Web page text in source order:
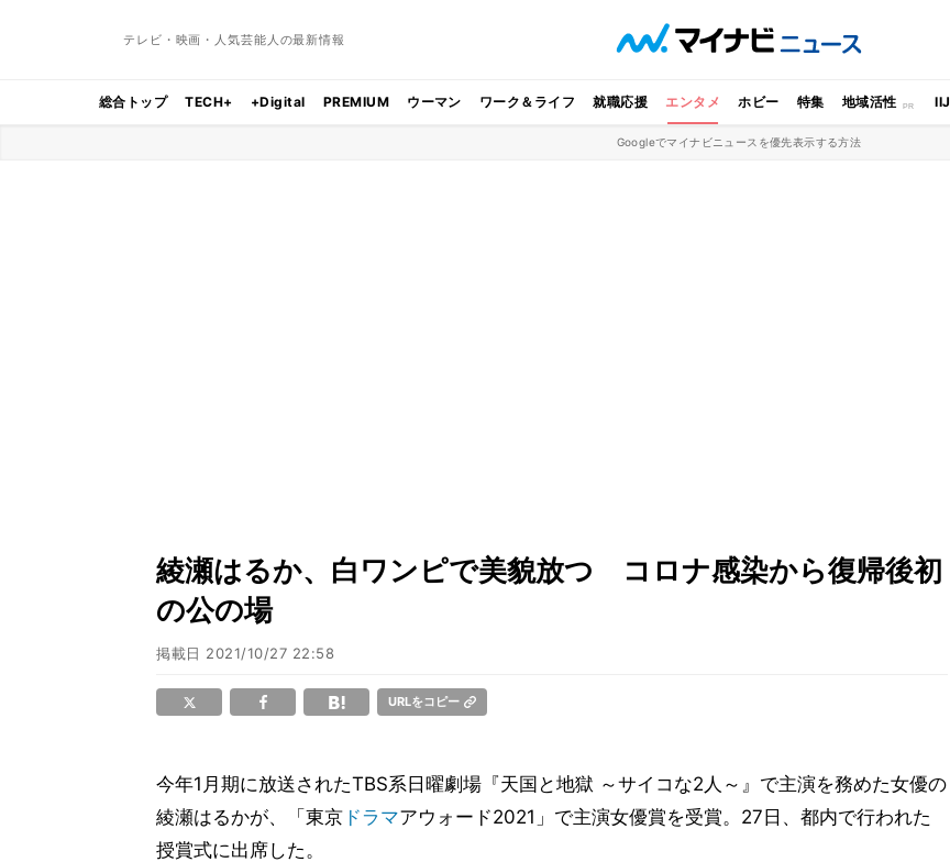
テレビ・映画・人気芸能人の最新情報
総合トップ TECH+ +Digital PREMIUM ウーマン ワーク＆ライフ 就職応援 エンタメ ホビー 特集 地域活性 IIJ
Googleでマイナビニュースを優先表示する方法
綾瀬はるか、白ワンピで美貌放つ コロナ感染から復帰後初
の公の場
掲載日 2021/10/27 22:58
URLをコピー
今年1月期に放送されたTBS系日曜劇場『天国と地獄 ～サイコな2人～』で主演を務めた女優の
綾瀬はるかが、「東京 ドラマアウォード2021」で主演女優賞を受賞。27日、都内で行われた
授賞式に出席した。